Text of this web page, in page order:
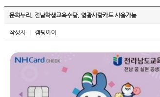
문화누리, 전남학생교육수당, 영광사랑카드 사용가능
작성자 캠핑아이